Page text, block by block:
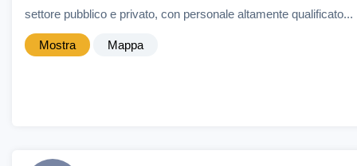
settore pubblico e privato, con personale altamente qualificato...
Mostra Mappa